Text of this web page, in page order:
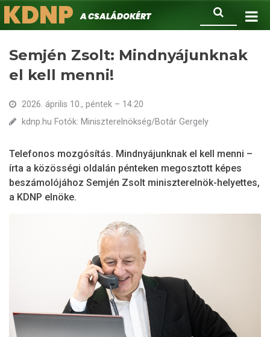
Ugrás
a
Keresés
KDNPA családokért.
Semjén Zsolt: Mindnyájunknak
el kell menni!
2026. április 10., péntek – 14:20
kdnp.hu Fotók: Miniszterelnökség/Botár Gergely
Telefonos mozgósítás. Mindnyájunknak el kell menni –
írta a közösségi oldalán pénteken megosztott képes
beszámolójához Semjén Zsolt miniszterelnök-helyettes,
a KDNP elnöke.